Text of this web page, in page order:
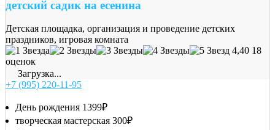
детский садик на есенина
Детская площадка, организация и проведение детских
праздников, игровая комната
4,40 18
оценок
Загрузка...
+7 (995) 220-11-95
День рождения 1399₽
творческая мастерская 300₽